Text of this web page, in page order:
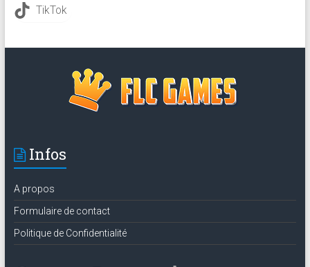
TikTok
Infos
A propos
Formulaire de contact
Politique de Confidentialité